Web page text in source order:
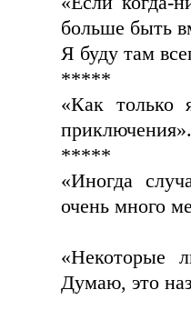
больше быть
Я буду там
*****
«Как только
приключения».
*****
«Иногда
очень много
«Некоторые
Думаю, это